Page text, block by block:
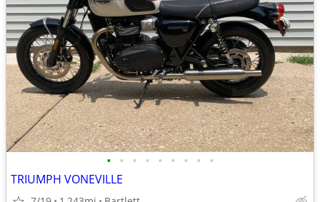
• • • • • • • • •
TRIUMPH VONEVILLE